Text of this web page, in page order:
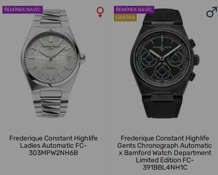
ŘEMÍNEK NAVÍC
Frederique Constant Highlife
Ladies Automatic FC-
303MPW2NH6B
ŘEMÍNEK NAVÍC
LIMITKA
Frederique Constant Highlife
Gents Chronograph Automatic
x Bamford Watch Department
Limited Edition FC-
391BBL4NH1C